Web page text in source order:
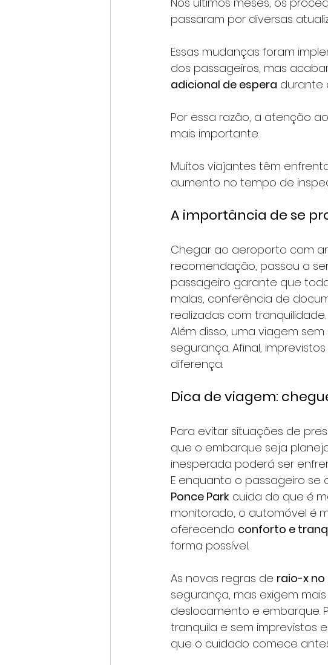
passaram por diversas
Essas mudanças foram
dos passageiros, mas
adicional de espera durante
Por essa razão, a atenção
mais importante.
Muitos viajantes têm
aumento no tempo de
A importância de se
Chegar ao aeroporto com
recomendação, passou a
passageiro garante que
malas, conferência de
realizadas com tranquilidade.
Além disso, uma viagem
segurança. Afinal,
diferença.
Dica de viagem:
Para evitar situações de
que o embarque seja
inesperada poderá ser
E enquanto o passageiro
Ponce Park cuida do que é
monitorado, o automóvel é
oferecendo conforto e
forma possível.
As novas regras de raio-x
segurança, mas exigem
deslocamento e embarque.
tranquila e sem imprevistos
que o cuidado comece